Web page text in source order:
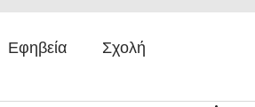
Εφηβεία Σχολή